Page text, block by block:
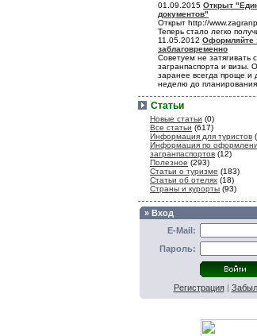
01.09.2015 Открыт
документов"
Открыт http://
Теперь стало легко
11.05.2012 Оформляйте
заблаговременно
Советуем не
загранпаспорта и визы.
заранее всегда проще и
неделю до планирования
Статьи
Новые статьи (0)
Все статьи (617)
Информация для туристов
Информация по
загранпаспортов (12)
Полезное (293)
Статьи о туризме (183)
Статьи об отелях (18)
Страны и курорты (93)
» Вход
E-Mail:
Пароль:
Регистрация|